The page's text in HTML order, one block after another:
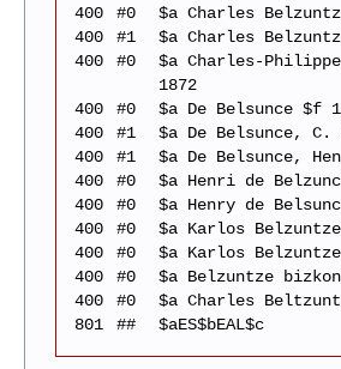
400
#0
$a Charles
400
#1
$a Charles
400
#0
$a Charles-
1872
400
#0
$a De Belsunce $f
400
#1
$a De Belsunce, C.
400
#1
$a De Belsunce,
400
#0
$a Henri de
400
#0
$a Henry de
400
#0
$a Karlos
400
#0
$a Karlos
400
#0
$a Belzuntze
400
#0
$a Charles
801
## $aES$bEAL$c